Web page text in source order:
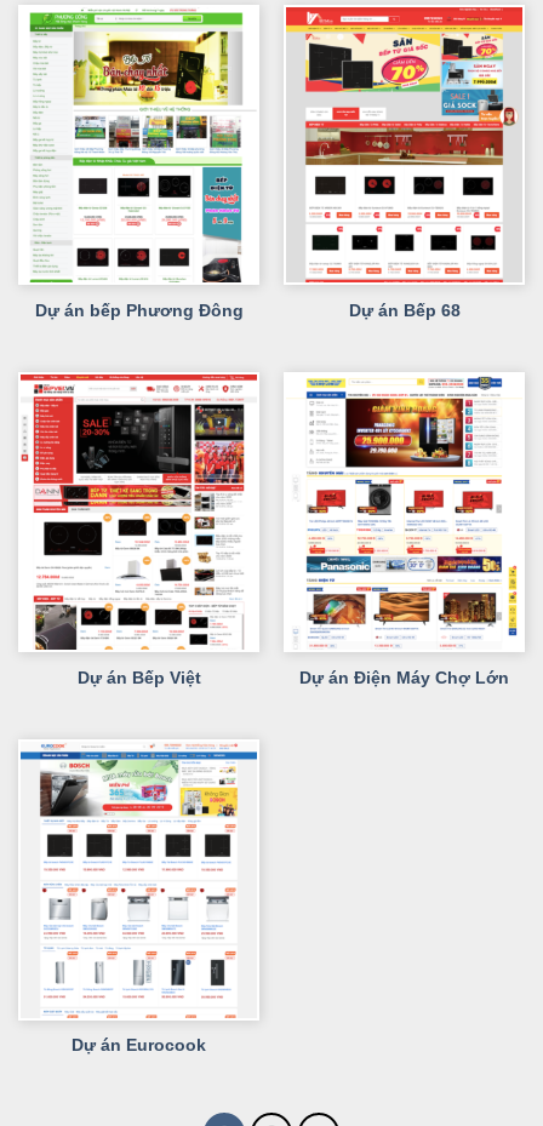
Dự án bếp Phương Đông Dự án Bếp 68
Dự án Bếp Việt Dự án Điện Máy Chợ Lớn
Dự án Eurocook